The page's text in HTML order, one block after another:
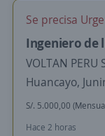
Se precisa
Ingeniero de
VOLTAN PERU
Huancayo,
S/. 5.000,00
Hace 2 horas